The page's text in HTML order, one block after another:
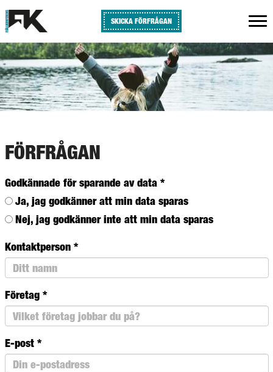
SKICKA FÖRFRÅGAN
FÖRFRÅGAN
Godkännade för sparande av data *
Ja, jag godkänner att min data sparas
Nej, jag godkänner inte att min data sparas
Kontaktperson *
Företag *
E-post *